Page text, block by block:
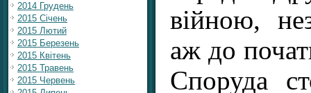
2014 Грудень
2015 Січень
2015 Лютий
2015 Березень
2015 Квітень
2015 Травень
2015 Червень
війною,
аж до
Споруда